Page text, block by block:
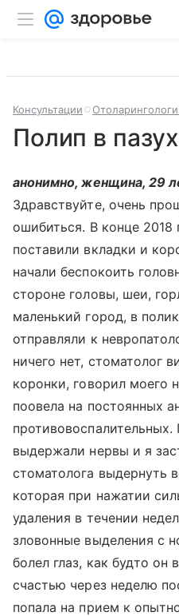
Консультации
Полип в
анонимно, женщина, 29
Здравствуйте, очень
ошибиться. В конце 2018
поставили вкладки и
начали беспокоить
стороне головы, шеи,
маленький город, в
отправляли к
ничего нет, стоматолог
коронки, говорил моего
поовела на постоянных
выдержали нервы и я
стоматолога выдернуть
которая при нажатии
удаления в течении
зловонные выделения с
болел глаз, как будто он
счастью через неделю
попала на прием к